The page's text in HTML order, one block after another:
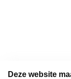
Deze website